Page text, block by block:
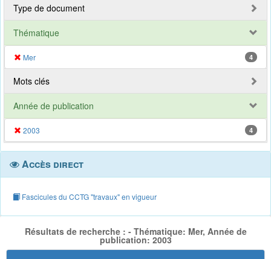
Type de document
Thématique
Mer 4
Mots clés
Année de publication
2003 4
Accès direct
Fascicules du CCTG "travaux" en vigueur
Résultats de recherche : - Thématique: Mer, Année de
publication: 2003